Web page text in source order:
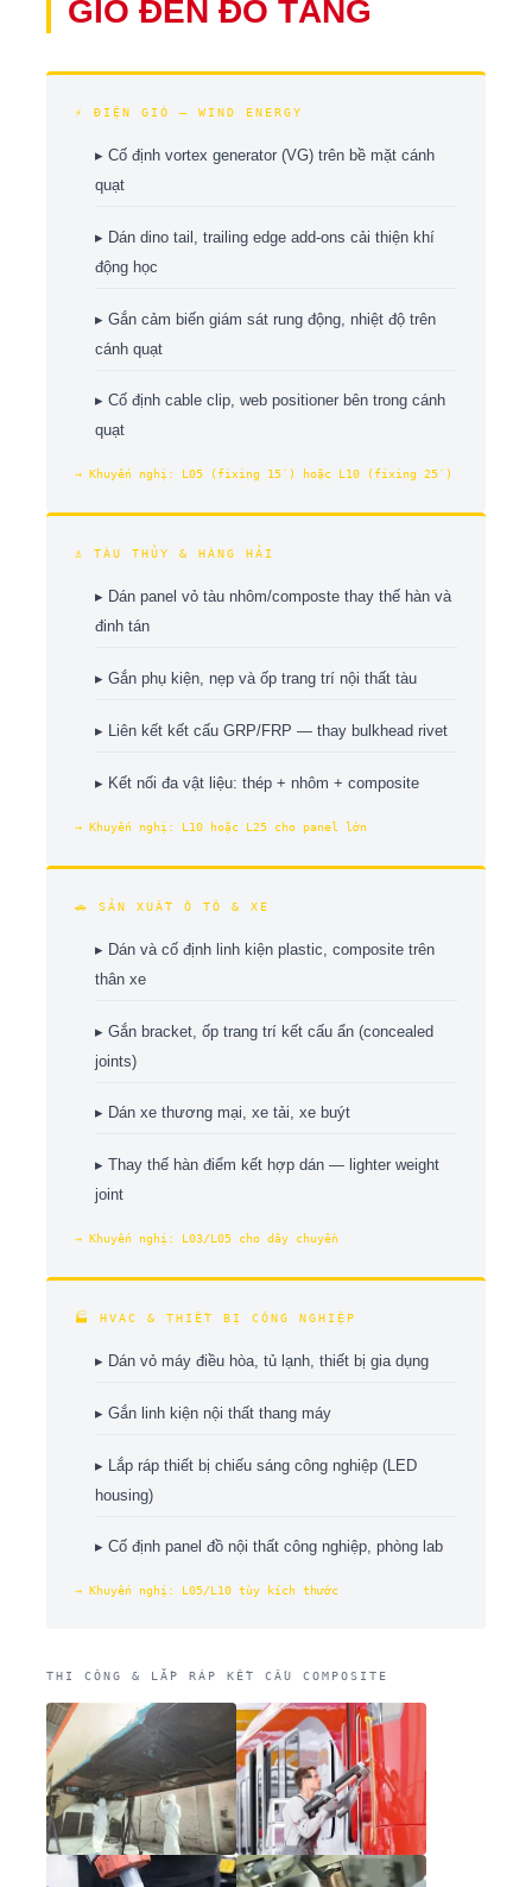
GIÓ ĐẾN ĐÓ TÀNG
⚡ ĐIỆN GIÓ — WIND ENERGY
▸ Cố định vortex generator (VG) trên bề mặt cánh
quạt
▸ Dán dino tail, trailing edge add-ons cải thiện khí
động học
▸ Gắn cảm biến giám sát rung động, nhiệt độ trên
cánh quạt
▸ Cố định cable clip, web positioner bên trong cánh
quạt
→ Khuyến nghị: L05 (fixing 15′) hoặc L10 (fixing 25′)
⚓ TÀU THỦY & HÀNG HẢI
▸ Dán panel vỏ tàu nhôm/composte thay thế hàn và
đinh tán
▸ Gắn phụ kiện, nẹp và ốp trang trí nội thất tàu
▸ Liên kết kết cấu GRP/FRP — thay bulkhead rivet
▸ Kết nối đa vật liệu: thép + nhôm + composite
→ Khuyến nghị: L10 hoặc L25 cho panel lớn
🚗 SẢN XUẤT Ô TÔ & XE
▸ Dán và cố định linh kiện plastic, composite trên
thân xe
▸ Gắn bracket, ốp trang trí kết cấu ẩn (concealed
joints)
▸ Dán xe thương mại, xe tải, xe buýt
▸ Thay thế hàn điểm kết hợp dán — lighter weight
joint
→ Khuyến nghị: L03/L05 cho dây chuyền
🏭 HVAC & THIẾT BỊ CÔNG NGHIỆP
▸ Dán vỏ máy điều hòa, tủ lạnh, thiết bị gia dụng
▸ Gắn linh kiện nội thất thang máy
▸ Lắp ráp thiết bị chiếu sáng công nghiệp (LED
housing)
▸ Cố định panel đồ nội thất công nghiệp, phòng lab
→ Khuyến nghị: L05/L10 tùy kích thước
THI CÔNG & LẮP RÁP KẾT CẤU COMPOSITE